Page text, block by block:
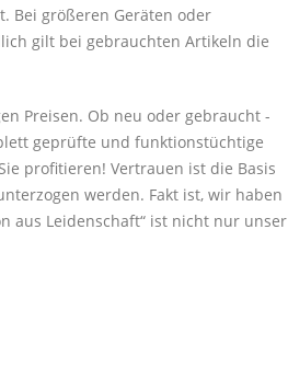
Bei größeren Geräten oder
gilt bei gebrauchten Artikeln die
Preisen. Ob neu oder gebraucht -
geprüfte und funktionstüchtige
profitieren! Vertrauen ist die Basis
werden. Fakt ist, wir haben
aus Leidenschaft“ ist nicht nur unser